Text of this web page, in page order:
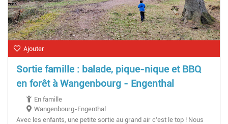
Ajouter
Sortie famille : balade, pique-nique et BBQ
en forêt à Wangenbourg - Engenthal
En famille
Wangenbourg-Engenthal
Avec les enfants, une petite sortie au grand air c'est le top ! Nous